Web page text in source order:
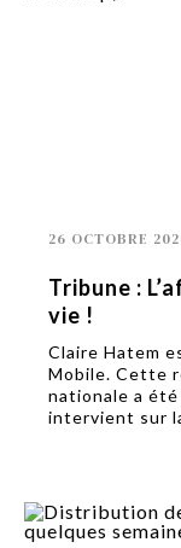
26 OCTOBRE
Tribune :
vie !
Claire Hatem
Mobile. Cette
nationale a
intervient sur